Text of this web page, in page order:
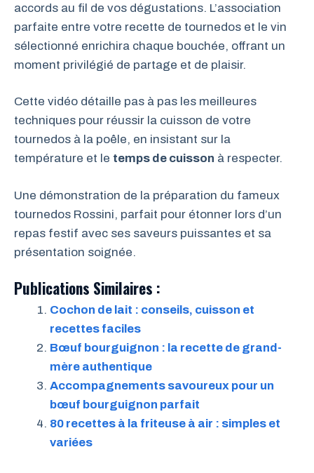
accords au fil de vos dégustations. L’association
parfaite entre votre recette de tournedos et le vin
sélectionné enrichira chaque bouchée, offrant un
moment privilégié de partage et de plaisir.
Cette vidéo détaille pas à pas les meilleures
techniques pour réussir la cuisson de votre
tournedos à la poêle, en insistant sur la
température et le temps de cuisson à respecter.
Une démonstration de la préparation du fameux
tournedos Rossini, parfait pour étonner lors d’un
repas festif avec ses saveurs puissantes et sa
présentation soignée.
Publications Similaires :
Cochon de lait : conseils, cuisson et
recettes faciles
Bœuf bourguignon : la recette de grand-
mère authentique
Accompagnements savoureux pour un
bœuf bourguignon parfait
80 recettes à la friteuse à air : simples et
variées